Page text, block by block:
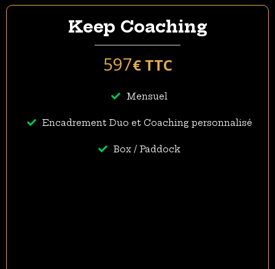
Keep Coaching
597€ TTC
Mensuel
Encadrement Duo et Coaching personnalisé
Box / Paddock